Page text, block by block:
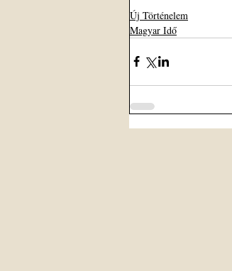
Új Történelem
Magyar Idő